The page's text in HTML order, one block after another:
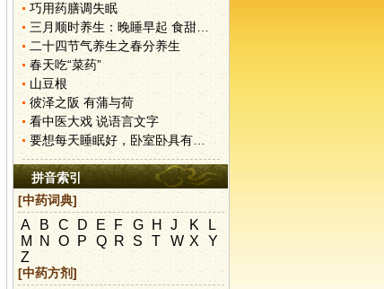
巧用药膳调失眠
三月顺时养生：晚睡早起 食甜养肝
二十四节气养生之春分养生
春天吃“菜药”
山豆根
彼泽之阪 有蒲与荷
看中医大戏 说语言文字
要想每天睡眠好，卧室卧具有讲究
拼音索引
[中药词典]
A B C D E F G H J K
L
M N O P Q R S T W X
Y
Z
[中药方剂]